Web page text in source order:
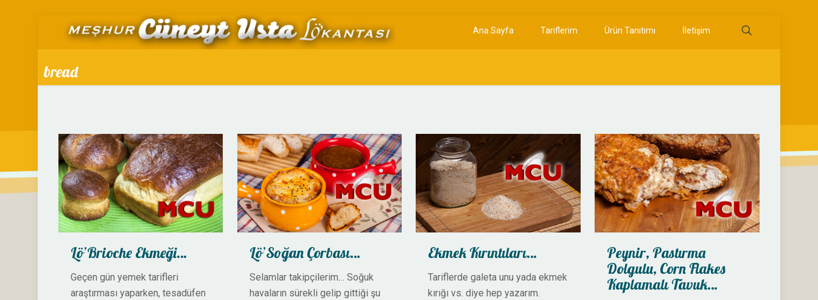
Ana Sayfa Tariflerim Ürün Tanıtımı İletişim
bread
Lö’Brioche Ekmeği…
Geçen gün yemek tarifleri
araştırması yaparken, tesadüfen
Lö’Soğan Çorbası…
Selamlar takipçilerim… Soğuk
havaların sürekli gelip gittiği şu
Ekmek Kırıntıları…
Tariflerde galeta unu yada ekmek
kırığı vs. diye hep yazarım.
Peynir, Pastırma
Dolgulu, Corn Flakes
Kaplamalı Tavuk…